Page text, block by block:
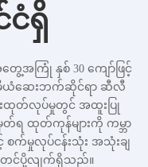
ရှိ
တွေ့အကြုံ နှစ် 30 ကျော်ဖြင့်
မီယံဆေးဘက်ဆိုင်ရာ ဆီလီ
ျားထုတ်လုပ်မှုတွင် အထူးပြု
ရ ထုတ်ကုန်များကို ကမ္ဘာ
စက်မှုလုပ်ငန်းသုံး အသုံးချ
တင်ပို့လျက်ရှိသည်။